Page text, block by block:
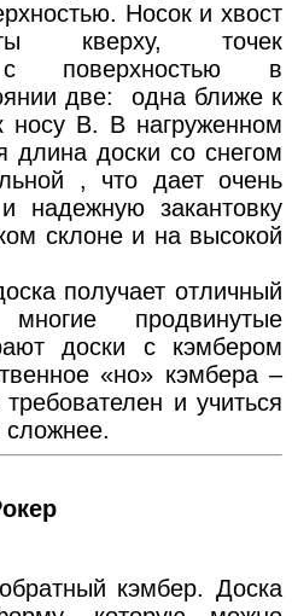
Носок и хвост
кверху, точек
с поверхностью в
две: одна ближе к
носу В. В нагруженном
длина доски со снегом
, что дает очень
надежную закантовку
склоне и на высокой
получает отличный
продвинутые
доски с кэмбером
«но» кэмбера –
и учиться
сложнее.
кэмбер. Доска